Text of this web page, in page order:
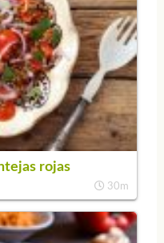
rojas
30m